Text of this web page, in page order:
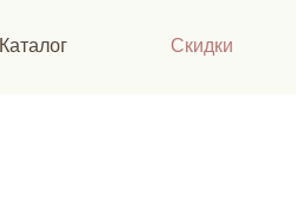
Каталог Скидки